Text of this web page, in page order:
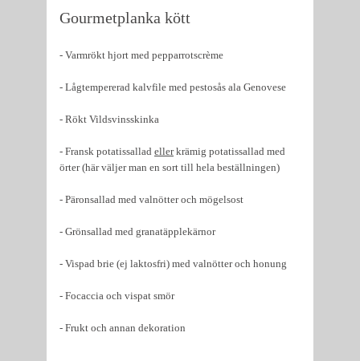
Gourmetplanka kött
- Varmrökt hjort med pepparrotscrème
- Lågtempererad kalvfile med pestosås ala Genovese
- Rökt Vildsvinsskinka
- Fransk potatissallad ellerkrämig potatissallad med
örter (här väljer man en sort till hela beställningen)
- Päronsallad med valnötter och mögelsost
- Grönsallad med granatäpplekärnor
- Vispad brie (ej laktosfri) med valnötter och honung
- Focaccia och vispat smör
- Frukt och annan dekoration